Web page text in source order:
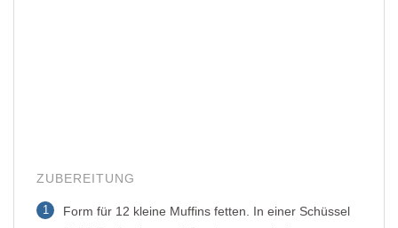
ZUBEREITUNG
1
Form für 12 kleine Muffins fetten. In einer Schüssel